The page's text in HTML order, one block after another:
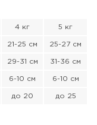
4 кг 5 кг
21-25 см 25-27 см
29-31 см 31-36 см
6-10 см 6-10 см
до 20 до 25